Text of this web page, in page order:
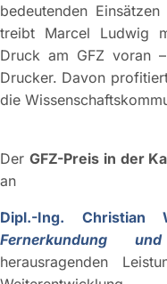
bedeutenden
treibt Marcel Ludwig
Druck am GFZ voran
Drucker. Davon
die
Der GFZ-Preis in der
an
Dipl.-Ing. Christian
Fernerkundung
herausragenden